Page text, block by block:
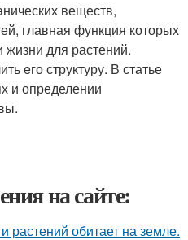
веществ,
главная функция которых
для растений.
его структуру. В статье
и определении
на сайте:
растений обитает на земле.